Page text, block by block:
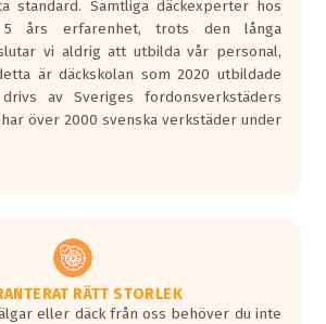
standard. Samtliga däckexperter hos
års erfarenhet, trots den långa
vi aldrig att utbilda vår personal,
är däckskolan som 2020 utbildade
drivs av Sveriges fordonsverkstäders
över 2000 svenska verkstäder under
RÄTT STORLEK
eller däck från oss behöver du inte